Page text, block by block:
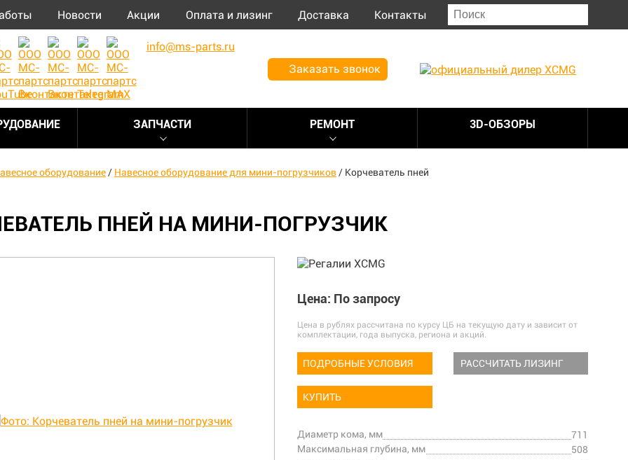
Новости Акции Оплата и лизинг Доставка Контакты
info@ms-parts.ru
Заказать звонок
ЗАПЧАСТИ РЕМОНТ 3D-ОБЗОРЫ
оборудование / Навесное оборудование для мини-погрузчиков / Корчеватель пней
ПНЕЙ НА МИНИ-ПОГРУЗЧИК
Цена: По запросу
Цена в рублях рассчитана по курсу ЦБ на текущую дату и зависит от
комплектации, года выпуска, региона и акций.
ПОДРОБНЫЕ УСЛОВИЯ РАССЧИТАТЬ ЛИЗИНГ
КУПИТЬ
Диаметр кома, мм
711
Максимальная глубина, мм
508